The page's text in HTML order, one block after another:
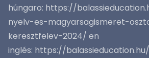
húngaro: https://
nyelv-es-magyarsagismeret-
keresztfelev-2024/ en
inglés: https://